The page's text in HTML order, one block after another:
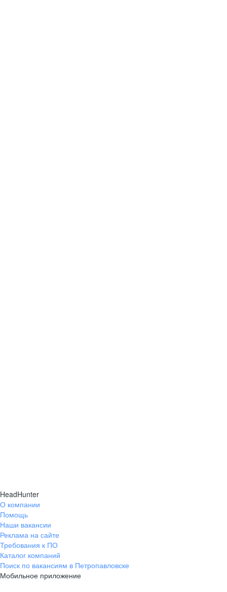
HeadHunter
О компании
Помощь
Наши вакансии
Реклама на сайте
Требования к ПО
Каталог компаний
Поиск по вакансиям в Петропавловске
Мобильное приложение